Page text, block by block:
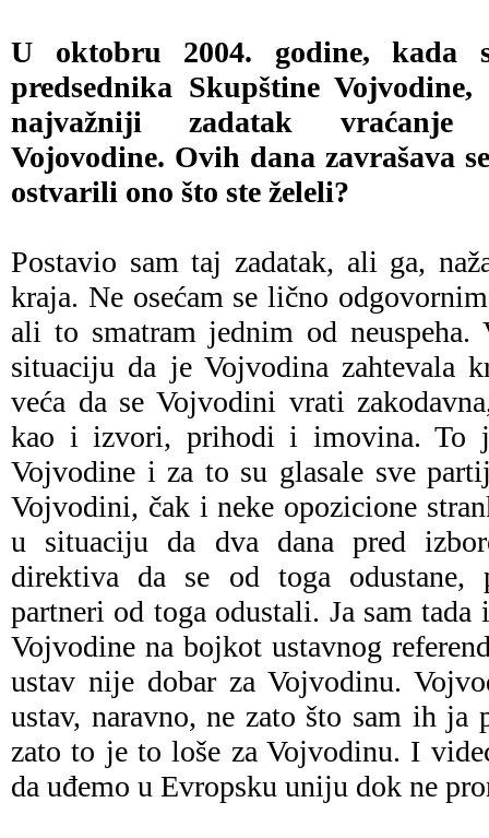
U oktobru 2004. godine, kada
predsednika Skupštine
najvažniji zadatak vraćanje
Vojovodine. Ovih dana zavrašava
ostvarili ono što ste želeli?
Postavio sam taj zadatak, ali ga,
kraja. Ne osećam se lično
ali to smatram jednim od
situaciju da je Vojvodina zahtevala
veća da se Vojvodini vrati
kao i izvori, prihodi i imovina. To
Vojvodine i za to su glasale sve
Vojvodini, čak i neke opozicione
u situaciju da dva dana pred
direktiva da se od toga
partneri od toga odustali. Ja sam tada
Vojvodine na bojkot ustavnog
ustav nije dobar za Vojvodinu.
ustav, naravno, ne zato što sam ih ja
zato to je to loše za Vojvodinu. I
da uđemo u Evropsku uniju dok ne